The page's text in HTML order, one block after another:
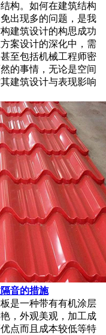
构。如何在建筑结构
出现多的问题，是我
建筑设计的构思成功
案设计的深化中，需
至包括机械工程师密
的事情，无论是空间
建筑设计与表现影响
音的措施
是一种带有有机涂层
，外观美观，加工成
点而且成本较低等特